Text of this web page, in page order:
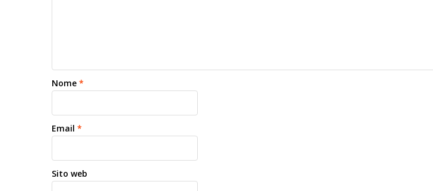
Nome *
Email *
Sito web